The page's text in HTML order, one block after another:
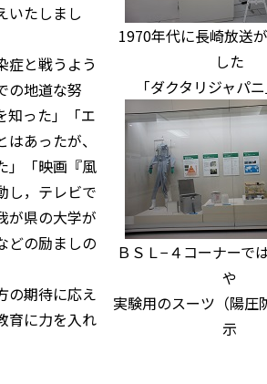
いたしまし
症と戦うよう
の地道な努
知った」「エ
あったが、
」「映画『風
し，テレビで
が県の大学が
どの励ましの
の期待に応え
育に力を入れ
1970年代に長崎放送
した
「ダクタリジャパ
ＢＳＬ−４コーナーで
や
実験用のスーツ（陽圧
示